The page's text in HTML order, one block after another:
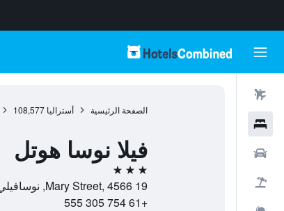
الصفحة الرئيسية أستراليا 108,577
فيلا نوسا هوتل
3 نجوم
19 Mary Street, 4566, نوسافيلي, كوينزلاند, أستراليا
+61 754 305 555